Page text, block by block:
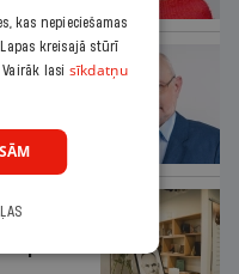
kas nepieciešamas
kreisajā stūrī
lasi sīkdatņu